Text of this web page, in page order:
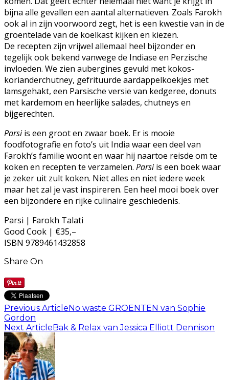
bijna alle gevallen een aantal alternatieven. Zoals Farokh
ook al in zijn voorwoord zegt, het is een kwestie van in de
groentelade van de koelkast kijken en kiezen.
De recepten zijn vrijwel allemaal heel bijzonder en
tegelijk ook bekend vanwege de Indiase en Perzische
invloeden. We zien aubergines gevuld met kokos-
korianderchutney, gefrituurde aardappelkoekjes met
lamsgehakt, een Parsische versie van kedgeree, donuts
met kardemom en heerlijke salades, chutneys en
bijgerechten.
Parsiis een groot en zwaar boek. Er is mooie
foodfotografie en foto’s uit India waar een deel van
Farokh’s familie woont en waar hij naartoe reisde om te
koken en recepten te verzamelen. Parsiis een boek waar
je zeker uit zult koken. Niet alles en niet iedere week
maar het zal je vast inspireren. Een heel mooi boek over
een bijzondere en rijke culinaire geschiedenis.
Parsi | Farokh Talati
Good Cook | €35,–
ISBN 9789461432858
Share On
Previous ArticleNo waste GROENTEN van Sophie
Gordon
Next ArticleBak & Relax van Jessica Elliott Dennison